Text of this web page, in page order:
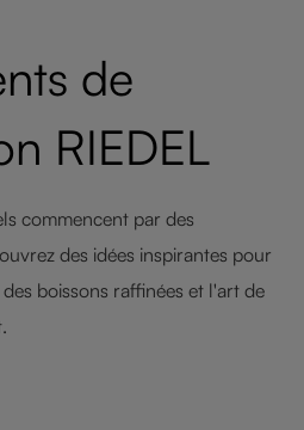
de
RIEDEL
commencent par des
des idées inspirantes pour
boissons raffinées et l'art de